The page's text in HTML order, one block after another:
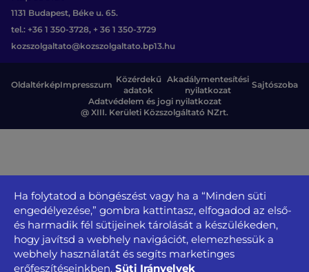
1131 Budapest, Béke u. 65.
tel.: +36 1 350-3728, + 36 1 350-3729
kozszolgaltato@kozszolgaltato.bp13.hu
Adatvédelem és jogi nyilatkozat
@ XIII. Kerületi Közszolgáltató NZrt.
OldaltérképImpresszum
Közérdekű
adatok
Akadálymentesítési
nyilatkozat
Sajtószoba
Ha folytatod a böngészést vagy ha a “Minden süti
engedélyezése,” gombra kattintasz, elfogadod az első-
és harmadik fél sütijeinek tárolását a készülékeden,
hogy javítsd a webhely navigációt, elemezhessük a
webhely használatát és segíts marketinges
erőfeszítéseinkben. Süti Irányelvek